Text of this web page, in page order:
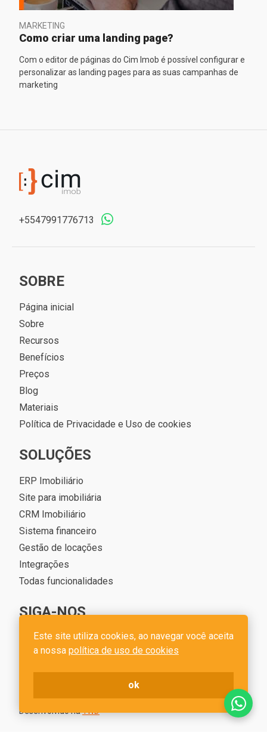
MARKETING
Como criar uma landing page?
Com o editor de páginas do Cim Imob é possível configurar e
personalizar as landing pages para as suas campanhas de
marketing
+5547991776713
SOBRE
Página inicial
Sobre
Recursos
Benefícios
Preços
Blog
Materiais
Política de Privacidade e Uso de cookies
SOLUÇÕES
ERP Imobiliário
Site para imobiliária
CRM Imobiliário
Sistema financeiro
Gestão de locações
Integrações
Todas funcionalidades
SIGA-NOS
Desenvolvido na1WD
Este site utiliza cookies, ao navegar você aceita
a nossa política de uso de cookies
ok